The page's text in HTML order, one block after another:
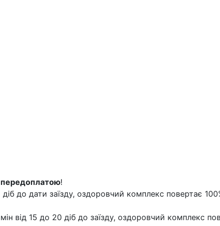
передоплатою!
до дати заїзду, оздоровчий комплекс повертає
від 15 до 20 діб до заїзду, оздоровчий комплекс